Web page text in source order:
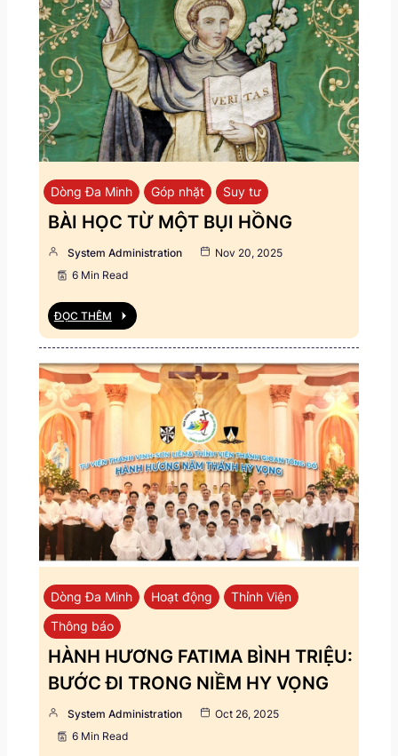
Dòng Đa Minh Góp nhặt Suy tư
BÀI HỌC TỪ MỘT BỤI HỒNG
System Administration
Nov 20, 2025
6 Min Read
ĐỌC THÊM
Dòng Đa Minh Hoạt động
Thỉnh Viện
Thông báo
HÀNH HƯƠNG FATIMA BÌNH TRIỆU:
BƯỚC ĐI TRONG NIỀM HY VỌNG
System Administration
Oct 26, 2025
6 Min Read